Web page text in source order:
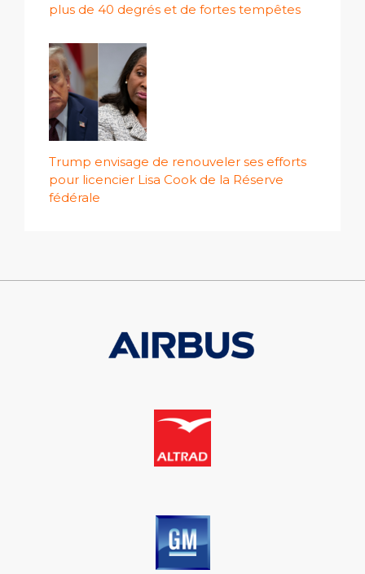
plus de 40 degrés et de fortes tempêtes
Trump envisage de renouveler ses efforts
pour licencier Lisa Cook de la Réserve
fédérale